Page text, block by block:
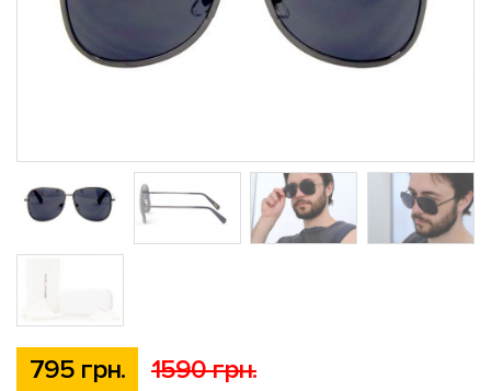
795 грн. 1590 грн.